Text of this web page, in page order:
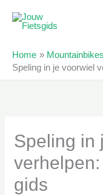
naar
inhoudHome
Mountainbikes
Speling in je voorwiel
Speling in
gids